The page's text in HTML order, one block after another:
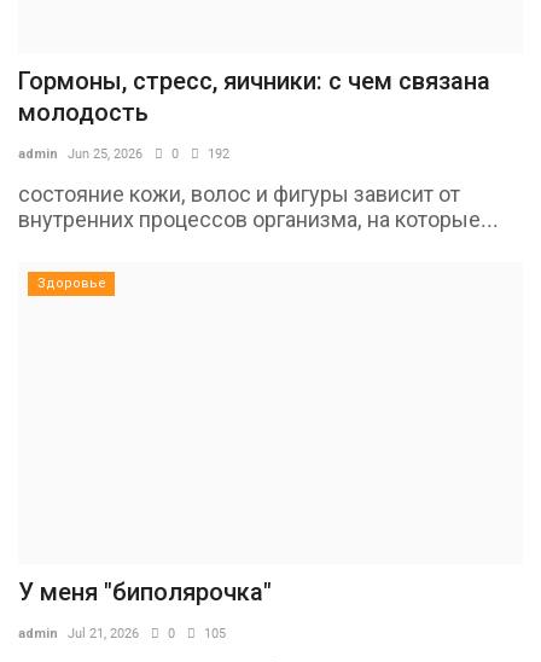
Гормоны, стресс, яичники: с чем связана
молодость
admin Jun 25, 2026 0 192
состояние кожи, волос и фигуры зависит от
внутренних процессов организма, на которые...
Здоровье
У меня "биполярочка"
admin Jul 21, 2026 0 105